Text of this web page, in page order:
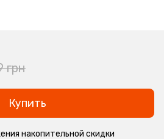
грн
Купить
накопительной скидки